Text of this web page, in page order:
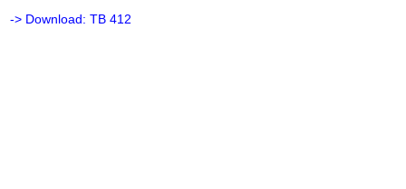
-> Download: TB 412